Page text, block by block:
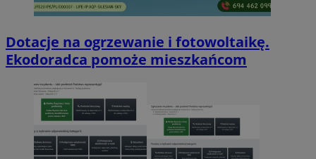
Dotacje na ogrzewanie i fotowoltaikę.
Ekodoradca pomoże mieszkańcom